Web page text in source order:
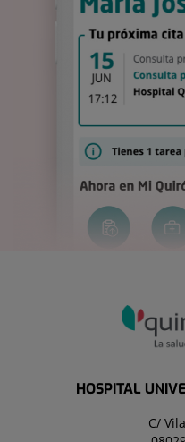
HOSPITAL
C/